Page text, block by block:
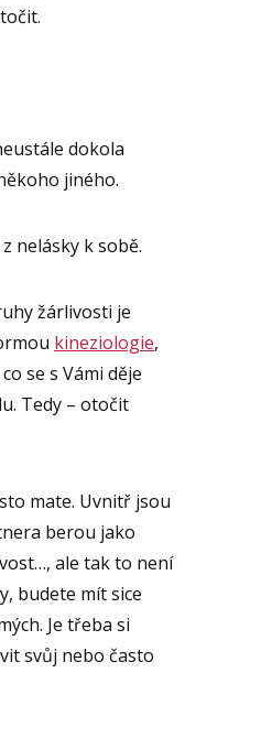
dokola
jiného.
nelásky k sobě.
žárlivosti je
kineziologie,
se s Vámi děje
Tedy – otočit
mate. Uvnitř jsou
berou jako
ale tak to není
budete mít sice
Je třeba si
svůj nebo často